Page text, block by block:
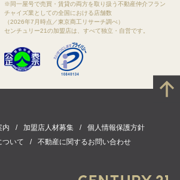
※同一屋号で売買・賃貸の両方を取り扱う不動産仲介フラン
チャイズ業としての全国における店舗数
（2026年7月時点／東京商工リサーチ調べ）
センチュリー21の加盟店は、すべて独立・自営です。
内 加盟店人材募集
個人情報保護方針
ついて
不動産に関するお問い合わせ